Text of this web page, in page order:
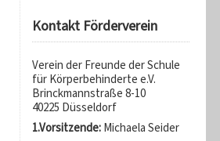
Kontakt Förderverein
Verein der Freunde der Schule
für Körperbehinderte e.V.
Brinckmannstraße 8-10
40225 Düsseldorf
1.Vorsitzende: Michaela Seider